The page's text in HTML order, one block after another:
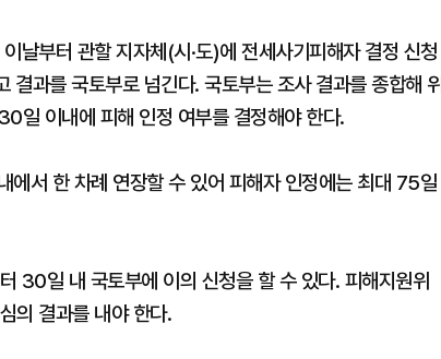
날부터 관할 지자체(시·도)에 전세사기피해자 결정 신청
과를 국토부로 넘긴다. 국토부는 조사 결과를 종합해 위
일 이내에 피해 인정 여부를 결정해야 한다.
에서 한 차례 연장할 수 있어 피해자 인정에는 최대 75일
30일 내 국토부에 이의 신청을 할 수 있다. 피해지원위
의 결과를 내야 한다.